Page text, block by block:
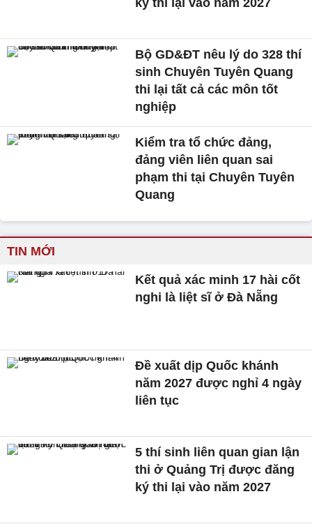
ký thi lại vào năm 2027
Bộ GD&ĐT nêu lý do 328 thí
sinh Chuyên Tuyên Quang
thi lại tất cả các môn tốt
nghiệp
Kiểm tra tổ chức đảng,
đảng viên liên quan sai
phạm thi tại Chuyên Tuyên
Quang
TIN MỚI
Kết quả xác minh 17 hài cốt
nghi là liệt sĩ ở Đà Nẵng
Đề xuất dịp Quốc khánh
năm 2027 được nghỉ 4 ngày
liên tục
5 thí sinh liên quan gian lận
thi ở Quảng Trị được đăng
ký thi lại vào năm 2027